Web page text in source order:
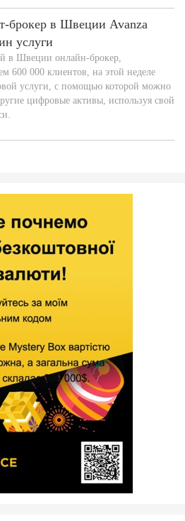
брокер в Швеции Avanza
услуги
в Швеции онлайн-брокер,
600 000 клиентов, на этой неделе
услуги, с помощью которой можно
цифровые активы, используя свой